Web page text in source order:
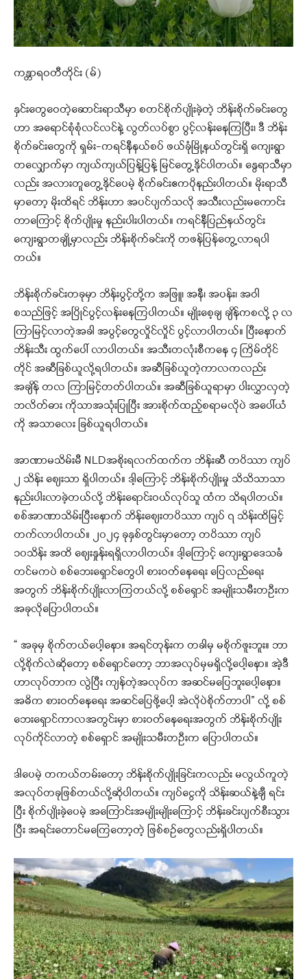
ကန္တာရဝတီတိုင်း (မ်)
နှင်းတွေဝေတဲ့ဆောင်းရာသီမှာ စတင်စိုက်ပျိုးခဲ့တဲ့ ဘိန်းစိုက်ခင်းတွေ
ဟာ အရောင်စုံစုံလင်လင်နဲ့ လွတ်လပ်စွာ ပွင့်လန်းနေကြပြီး၊ ဒီ ဘိန်း
စိုက်ခင်းတွေကို ရှမ်း-ကရင်နီနယ်စပ် ဖယ်ခုံမြို့နယ်တွင်းရှိ ကျေးရွာ
တလျှောက်‌မှာ ကျယ်ကျယ်ပြန့်ပြန့် မြင်တွေ့နိုင်ပါတယ်။ နွေရာသီမှာ
လည်း အလားတူတွေ့နိုင်ပေမဲ့ စိုက်ခင်းဧကပိုနည်းပါတယ်။ မိုးရာသီ
မှာတော့ မိုးထိရင် ဘိန်းဟာ အပင်ပျက်သလို အသီးလည်းမကောင်း
တာကြောင့် စိုက်ပျိုးမှု နည်းပါးပါတယ်။ ကရင်နီပြည်နယ်တွင်း
ကျေးရွာတချို့မှာလည်း ဘိန်းစိုက်ခင်းကို တဖန်ပြန်တွေ့လာရပါ
တယ်။
ဘိန်းစိုက်ခင်းတခုမှာ ဘိန်းပွင့်တို့က အဖြူ၊ အနီ၊ အပန်း၊ အဝါ
စသည်ဖြင့် အပြိုင်ပွင့်လန်းနေကြပါတယ်။ မျိုးစေ့ချ ချိန်ကစလို့ ၃ လ
ကြာမြင့်လာတဲ့အခါ အပွင့်တွေလှိုင်လှိုင် ပွင့်လာပါတယ်။ ပြီးနောက်
ဘိန်းသီး ထွက်ပေါ် လာပါတယ်။ အသီးတလုံးစီကနေ ၄ ကြိမ်တိုင်
တိုင် အဆီခြစ်ယူလို့ရပါတယ်။ အဆီခြစ်ယူတဲ့ကာလကလည်း
အချိန် တလ ကြာမြင့်တတ်ပါတယ်။ အဆီခြစ်ယူရာမှာ ပါးလွှာလှတဲ့
ဘလိတ်ဓား ကိုသာအသုံးပြုပြီး အားစိုက်ထည့်စရာမလိုပဲ အပေါ်ယံ
ကို အသာလေး ခြစ်ယူရပါတယ်။
အာဏာမသိမ်းမီ NLDအစိုးရလက်ထက်က ဘိန်းဆီ တပိဿာ ကျပ်
၂ သိန်း စျေးသာ ရှိပါတယ်။ ဒါ့ကြောင့် ဘိန်းစိုက်ပျိုးမှု သိသိသာသာ
နည်းပါးလာခဲ့တယ်လို့ ဘိန်းရောင်းဝယ်လုပ်သူ ထံက သိရပါတယ်။
စစ်အာဏာသိမ်းပြီးနောက် ဘိန်းစျေးတပိဿာ ကျပ် ၇ သိန်းထိမြင့်
တက်လာပါတယ်။ ၂၀၂၄ ခုနှစ်တွင်းမှာတော့ တပိဿာ ကျပ်
၁၀သိန်း အထိ စျေးနှုန်းရရှိလာပါတယ်။ ဒါ့ကြောင့် ကျေးရွာဒေသခံ
တင်မကပဲ စစ်ဘေးရှောင်တွေပါ စားဝတ်နေရေး ပြေလည်ရေး
အတွက် ဘိန်းစိုက်ပျိုးလာကြတယ်လို့ စစ်ရှောင် အမျိုးသမီးတဦးက
အခုလိုပြောပါတယ်။
“ အခုမှ စိုက်တယ်ပေါ့နော။ အရင်တုန်းက တခါမှ မစိုက်ဖူးဘူး။ ဘာ
လို့စိုက်လဲဆိုတော့ စစ်ရှောင်တော့ ဘာအလုပ်မှမရှိလို့ပေါ့နော။ အဲ့ဒီ
ဟာလုပ်တာက လွဲပြီး ကျန်တဲ့အလုပ်က အဆင်မပြေဘူးပေါ့နော။
အဓိက စားဝတ်နေရေး အဆင်ပြေဖို့ပေါ့ အဲလိုပဲစိုက်တာပါ” လို့ စစ်
ဘေးရှောင်ကာလအတွင်းမှာ စားဝတ်နေရေးအတွက် ဘိန်းစိုက်ပျိုး
လုပ်ကိုင်လာတဲ့ စစ်ရှောင် အမျိုးသမီးတဦးက ပြောပါတယ်။
ဒါပေမဲ့ တကယ်တမ်းတော့ ဘိန်းစိုက်ပျိုးခြင်းကလည်း မလွယ်ကူတဲ့
အလုပ်တခုဖြစ်တယ်လို့ဆိုပါတယ်။ ကျပ်ငွေကို သိန်းဆယ်နဲ့ချီ ရင်း
ပြီး စိုက်ပျိုးခဲ့ပေမဲ့ အကြောင်းအမျိုးမျိုးကြောင့် ဘိန်းခင်းပျက်စီးသွား
ပြီး အရင်းတောင်မကြေတော့တဲ့ ဖြစ်စဥ်တွေလည်းရှိပါတယ်။